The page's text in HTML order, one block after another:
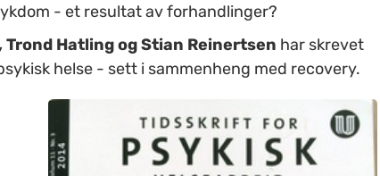
- et resultat av forhandlinger?
Hatling og Stian Reinertsen har skrevet
helse - sett i sammenheng med recovery.